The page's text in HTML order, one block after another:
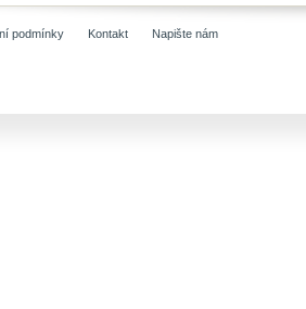
podmínky Kontakt Napište nám